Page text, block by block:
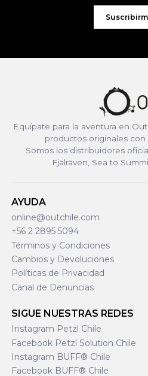
Equípate para la aventura en
productos originales con
Somos los distribuidores
Fjälräven, Sea to
AYUDA
online@outchile.com
+56 2 2895 5094
Términos y Condiciones
Cambios y Devoluciones
Políticas de Privacidad
Canal de Denuncias
SIGUE NUESTRAS REDES
Instagram Petzl Chile
Facebook Petzl Solution Chile
Instagram BUFF® Chile
Facebook BUFF® Chile